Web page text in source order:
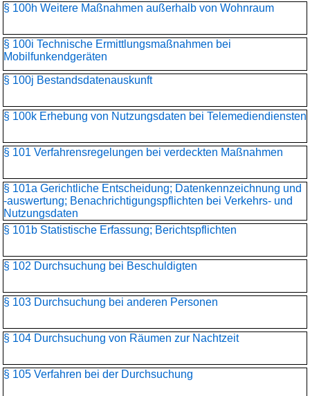
§ 100h Weitere Maßnahmen außerhalb von Wohnraum
§ 100i Technische Ermittlungsmaßnahmen bei
Mobilfunkendgeräten
§ 100j Bestandsdatenauskunft
§ 100k Erhebung von Nutzungsdaten bei Telemediendiensten
§ 101 Verfahrensregelungen bei verdeckten Maßnahmen
§ 101a Gerichtliche Entscheidung; Datenkennzeichnung und
-auswertung; Benachrichtigungspflichten bei Verkehrs- und
Nutzungsdaten
§ 101b Statistische Erfassung; Berichtspflichten
§ 102 Durchsuchung bei Beschuldigten
§ 103 Durchsuchung bei anderen Personen
§ 104 Durchsuchung von Räumen zur Nachtzeit
§ 105 Verfahren bei der Durchsuchung